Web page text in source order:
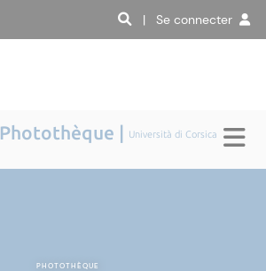
| Se connecter
Photothèque | Università di Corsica
PHOTOTHÈQUE